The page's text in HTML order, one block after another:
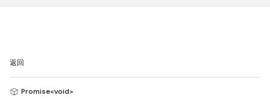
返回
Promise<void>